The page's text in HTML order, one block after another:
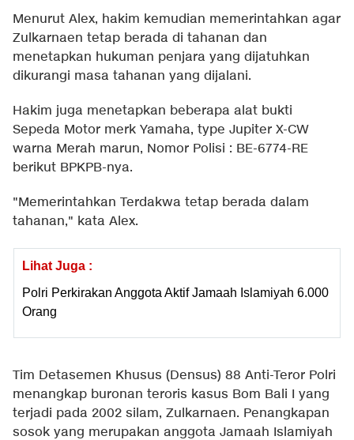
Menurut Alex, hakim kemudian memerintahkan agar
Zulkarnaen tetap berada di tahanan dan
menetapkan hukuman penjara yang dijatuhkan
dikurangi masa tahanan yang dijalani.
Hakim juga menetapkan beberapa alat bukti
Sepeda Motor merk Yamaha, type Jupiter X-CW
warna Merah marun, Nomor Polisi : BE-6774-RE
berikut BPKPB-nya.
"Memerintahkan Terdakwa tetap berada dalam
tahanan," kata Alex.
Lihat Juga :
Polri Perkirakan Anggota Aktif Jamaah Islamiyah 6.000
Orang
Tim Detasemen Khusus (Densus) 88 Anti-Teror Polri
menangkap buronan teroris kasus Bom Bali I yang
terjadi pada 2002 silam, Zulkarnaen. Penangkapan
sosok yang merupakan anggota Jamaah Islamiyah